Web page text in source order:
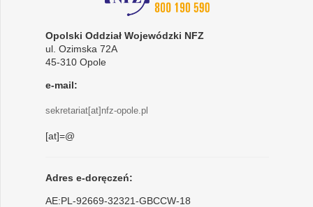
Opolski Oddział Wojewódzki NFZ
ul. Ozimska 72A
45-310 Opole
e-mail:
sekretariat[at]nfz-opole.pl
[at]=@
Adres e-doręczeń:
AE:PL-92669-32321-GBCCW-18